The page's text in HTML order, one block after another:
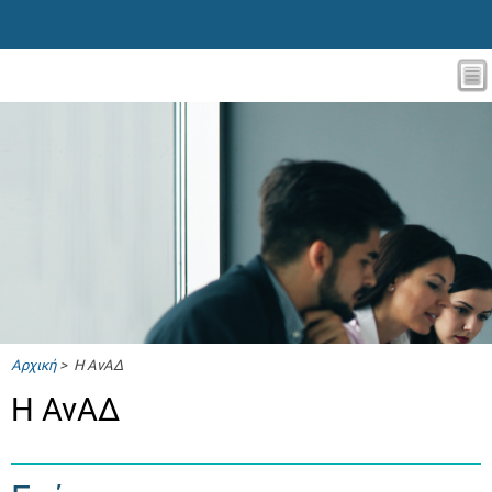
Αρχική> Η ΑνΑΔ
Η ΑνΑΔ